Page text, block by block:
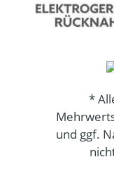
*
und ggf.